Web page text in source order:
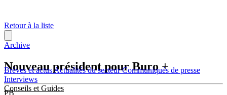
Brèves et actus Actualités du secteurCommuniqués de presse
Interviews
Conseils et Guides
Retour à la liste
Archive
Nouveau président pour Buro +
PB